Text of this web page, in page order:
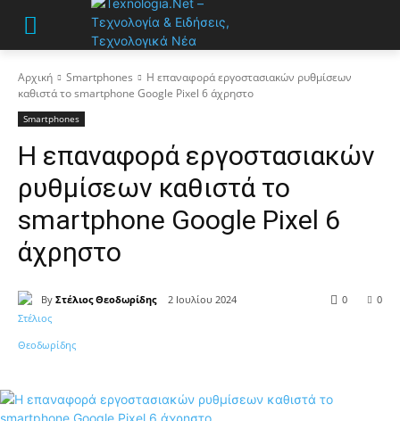
Αρχική Smartphones
Η επαναφορά εργοστασιακών ρυθμίσεων
καθιστά το smartphone Google Pixel 6 άχρηστο
Smartphones
Η επαναφορά εργοστασιακών
ρυθμίσεων καθιστά το
smartphone Google Pixel 6
άχρηστο
By Στέλιος Θεοδωρίδης 2 Ιουλίου 2024 0
0